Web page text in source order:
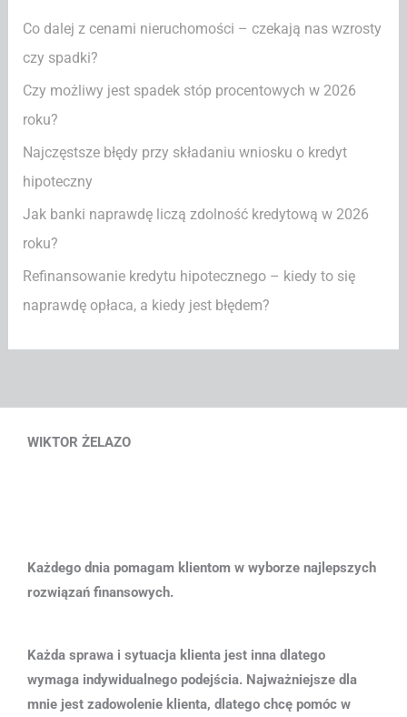
a
:
Co dalej z cenami nieruchomości – czekają nas wzrosty
czy spadki?
Czy możliwy jest spadek stóp procentowych w 2026
roku?
Najczęstsze błędy przy składaniu wniosku o kredyt
hipoteczny
Jak banki naprawdę liczą zdolność kredytową w 2026
roku?
Refinansowanie kredytu hipotecznego – kiedy to się
naprawdę opłaca, a kiedy jest błędem?
WIKTOR ŻELAZO
Każdego dnia pomagam klientom w wyborze najlepszych
rozwiązań finansowych.
Każda sprawa i sytuacja klienta jest inna dlatego
wymaga indywidualnego podejścia. Najważniejsze dla
mnie jest zadowolenie klienta, dlatego chcę pomóc w